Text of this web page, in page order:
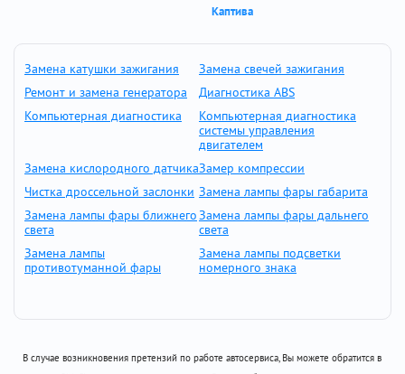
Каптива
Замена катушки зажигания
Замена свечей зажигания
Ремонт и замена генератора
Диагностика ABS
Компьютерная диагностика
Компьютерная диагностика
системы управления
двигателем
Замена кислородного датчикаЗамер компрессии
Чистка дроссельной заслонки Замена лампы фары габарита
Замена лампы фары ближнего
света
Замена лампы фары дальнего
света
Замена лампы
противотуманной фары
Замена лампы подсветки
номерного знака
В случае возникновения претензий по работе автосервиса, Вы можете обратится в